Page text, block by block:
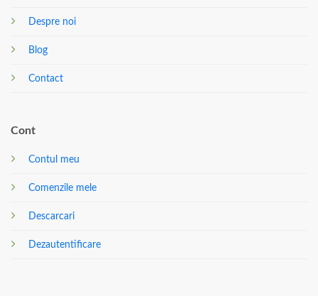
Despre noi
Blog
Contact
Cont
Contul meu
Comenzile mele
Descarcari
Dezautentificare